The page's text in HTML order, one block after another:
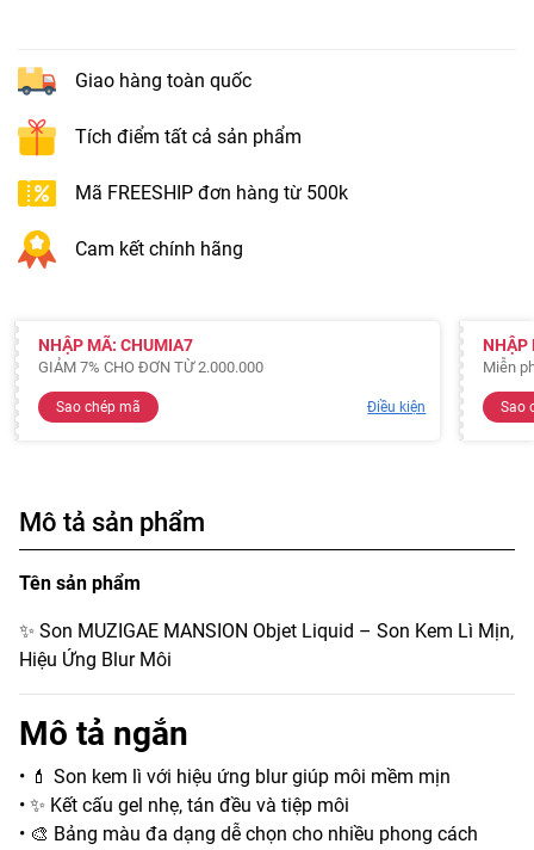
Giao hàng toàn quốc
Tích điểm tất cả sản phẩm
Mã FREESHIP đơn hàng từ 500k
Cam kết chính hãng
NHẬP MÃ: CHUMIA7
GIẢM 7% CHO ĐƠN TỪ 2.000.000
Sao chép mã Điều kiện
NHẬP
Miễn
Sao
Mô tả sản phẩm
Tên sản phẩm
✨ Son MUZIGAE MANSION Objet Liquid – Son Kem Lì Mịn,
Hiệu Ứng Blur Môi
Mô tả ngắn
• 💄 Son kem lì với hiệu ứng blur giúp môi mềm mịn
• ✨ Kết cấu gel nhẹ, tán đều và tiệp môi
• 🎨 Bảng màu đa dạng dễ chọn cho nhiều phong cách